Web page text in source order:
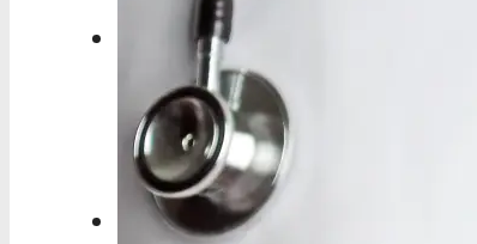
Aktuelles
Aktuelles
Berufspolitik
Personalia
Panorama
Service